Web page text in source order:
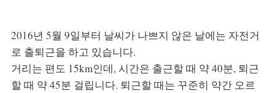
2016년 5월 9일부터 날씨가 나쁘지 않은 날에는 자전거
로 출퇴근을 하고 있습니다.
거리는 편도 15km인데, 시간은 출근할 때 약 40분, 퇴근
할 때 약 45분 걸립니다. 퇴근할 때는 꾸준히 약간 오르